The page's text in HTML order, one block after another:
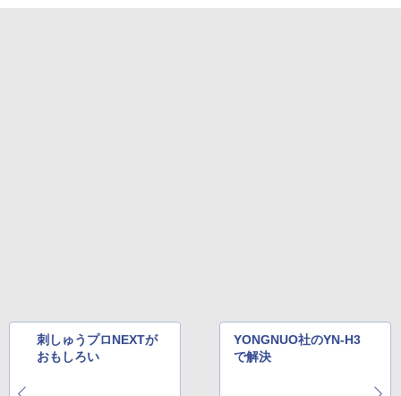
刺しゅうプロNEXTが
おもしろい
YONGNUO社のYN-H3
で解決